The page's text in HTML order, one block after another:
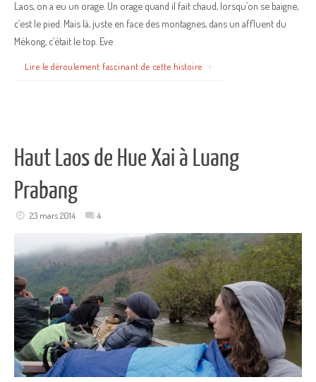
Laos, on a eu un orage. Un orage quand il fait chaud, lorsqu’on se baigne,
c’est le pied. Mais là, juste en face des montagnes, dans un affluent du
Mékong, c’était le top. Eve
Lire le déroulement fascinant de cette histoire
Haut Laos de Hue Xai à Luang
Prabang
23 mars 2014 4